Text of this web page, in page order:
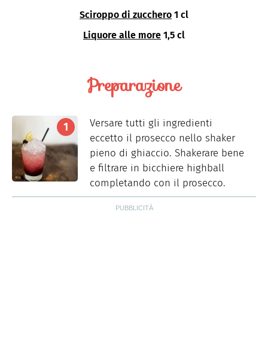
Sciroppo di zucchero 1 cl
Liquore alle more 1,5 cl
Preparazione
Versare tutti gli ingredienti
eccetto il prosecco nello shaker
pieno di ghiaccio. Shakerare bene
e filtrare in bicchiere highball
completando con il prosecco.